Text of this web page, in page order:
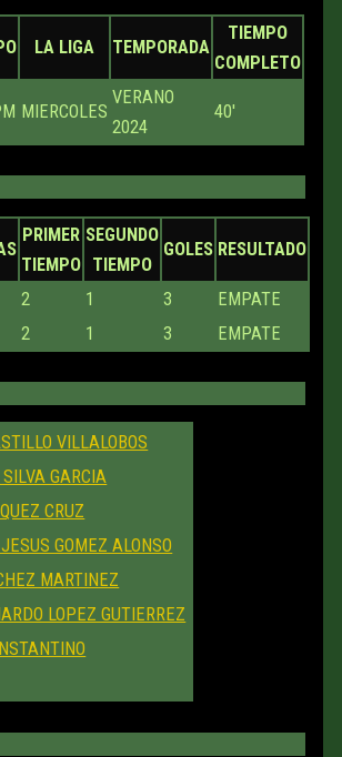
LA LIGA TEMPORADA
TIEMPO
COMPLETO
MIERCOLES
VERANO
2024
40'
PRIMER
TIEMPO
SEGUNDO
TIEMPO
GOLES RESULTADO
2 1 3
EMPATE
2 1 3 EMPATE
VILLALOBOS
GARCIA
CRUZ
GOMEZ ALONSO
MARTINEZ
LOPEZ GUTIERREZ